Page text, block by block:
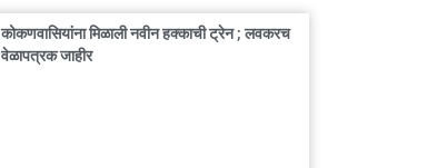
कोकणवासियांना मिळाली नवीन हक्काची ट्रेन ; लवकरच
वेळापत्रक जाहीर